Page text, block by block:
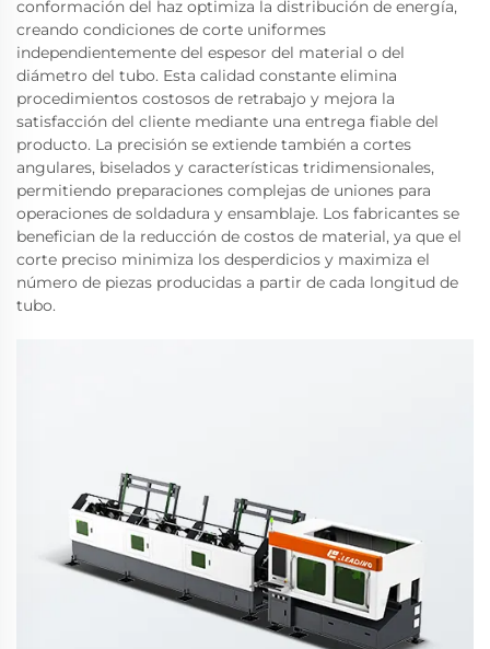
conformación del haz optimiza la distribución de energía,
creando condiciones de corte uniformes
independientemente del espesor del material o del
diámetro del tubo. Esta calidad constante elimina
procedimientos costosos de retrabajo y mejora la
satisfacción del cliente mediante una entrega fiable del
producto. La precisión se extiende también a cortes
angulares, biselados y características tridimensionales,
permitiendo preparaciones complejas de uniones para
operaciones de soldadura y ensamblaje. Los fabricantes se
benefician de la reducción de costos de material, ya que el
corte preciso minimiza los desperdicios y maximiza el
número de piezas producidas a partir de cada longitud de
tubo.